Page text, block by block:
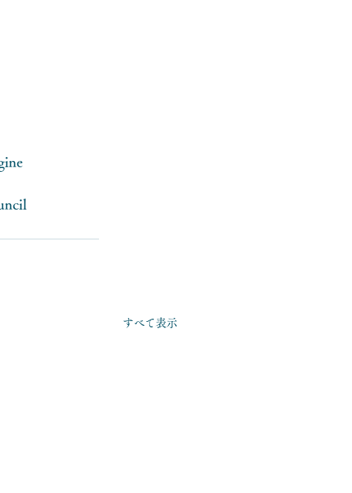
すべて表示